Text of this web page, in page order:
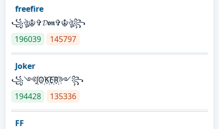
freefire
꧁ঔৣ☬✞𝓓𝖔𝖓✞☬ঔৣ꧂
196039
145797
Joker
꧁༺J꙰O꙰K꙰E꙰R꙰༻꧂
194428
135336
FF